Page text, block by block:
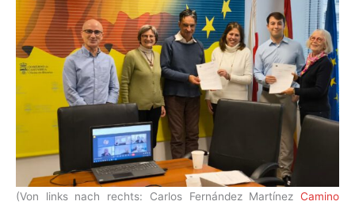
(Von links nach rechts: Carlos Fernández Martínez Camino